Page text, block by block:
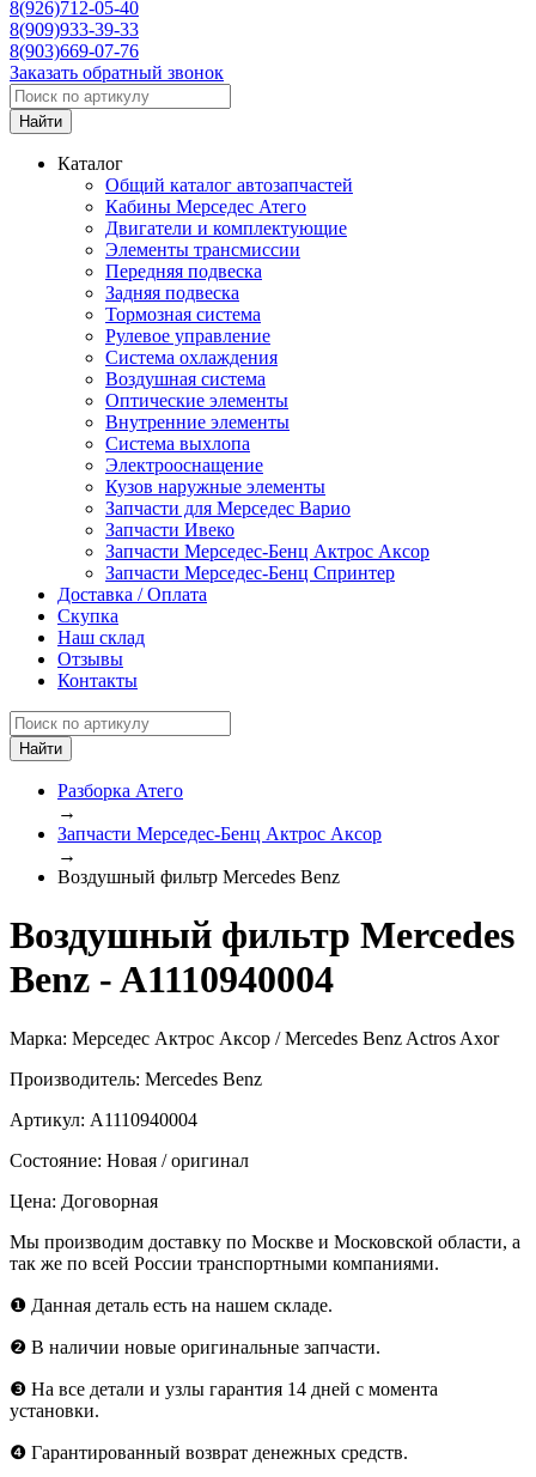
8(926)712-05-40
8(909)933-39-33
8(903)669-07-76
Заказать обратный звонок
Каталог
Общий каталог автозапчастей
Кабины Мерседес Атего
Двигатели и комплектующие
Элементы трансмиссии
Передняя подвеска
Задняя подвеска
Тормозная сиcтема
Рулевое управление
Система охлаждения
Воздушная система
Оптические элементы
Внутренние элементы
Система выхлопа
Электрооснащение
Кузов наружные элементы
Запчасти для Мерседес Варио
Запчасти Ивеко
Запчасти Мерседес-Бенц Актрос Аксор
Запчасти Мерседес-Бенц Спринтер
Доставка / Оплата
Скупка
Наш склад
Отзывы
Контакты
Разборка Атего
→
Запчасти Мерседес-Бенц Актрос Аксор
→
Воздушный фильтр Mercedes Benz
Воздушный фильтр Mercedes
Benz - A1110940004
Марка: Мерседес Актрос Аксор / Mercedes Benz Actros Axor
Производитель: Mercedes Benz
Артикул: A1110940004
Состояние: Новая / оригинал
Цена: Договорная
Мы производим доставку по Москве и Московской области, а
так же по всей России транспортными компаниями.
❶ Данная деталь есть на нашем складе.
❷ В наличии новые оригинальные запчасти.
❸ На все детали и узлы гарантия 14 дней с момента
установки.
❹ Гарантированный возврат денежных средств.